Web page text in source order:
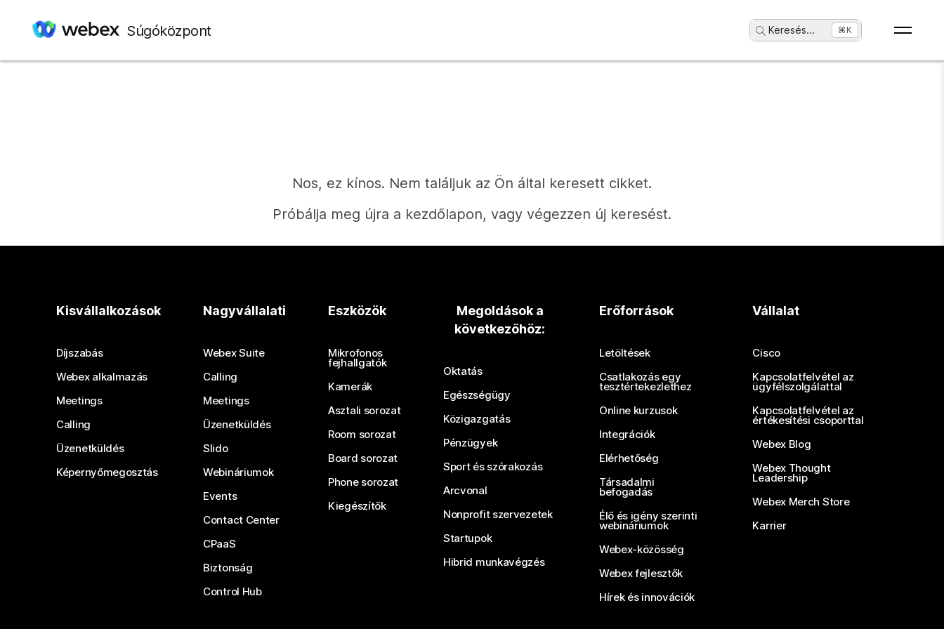
Súgóközpont Keresés... ⌘K
Nos, ez kínos. Nem találjuk az Ön által keresett cikket.
Próbálja meg újra a kezdőlapon, vagy végezzen új keresést.
Válaszra van szüksége?
Kisvállalkozások
Díjszabás
Webex alkalmazás
Meetings
Calling
Üzenetküldés
Képernyőmegosztás
Nagyvállalati
Webex Suite
Calling
Meetings
Üzenetküldés
Slido
Webináriumok
Events
Contact Center
CPaaS
Biztonság
Control Hub
Eszközök
Mikrofonos
fejhallgatók
Kamerák
Asztali sorozat
Room sorozat
Board sorozat
Phone sorozat
Kiegészítők
Megoldások a
következőhöz:
Oktatás
Egészségügy
Közigazgatás
Pénzügyek
Sport és szórakozás
Arcvonal
Nonprofit szervezetek
Startupok
Hibrid munkavégzés
Erőforrások
Letöltések
Csatlakozás egy
tesztértekezlethez
Online kurzusok
Integrációk
Elérhetőség
Társadalmi
befogadás
Élő és igény szerinti
webináriumok
Webex-közösség
Webex fejlesztők
Hírek és innovációk
Vállalat
Cisco
Kapcsolatfelvétel az
ügyfélszolgálattal
Kapcsolatfelvétel az
értékesítési csoporttal
Webex Blog
Webex Thought
Leadership
Webex Merch Store
Karrier